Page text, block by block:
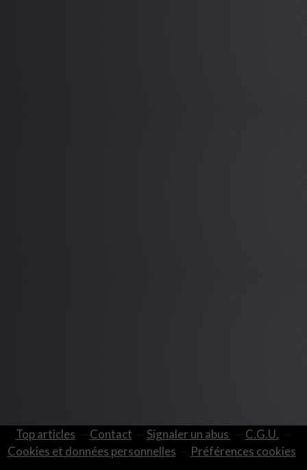
Top articles Contact Signaler un abus
C.G.U.
Cookies et données personnelles
Préférences cookies